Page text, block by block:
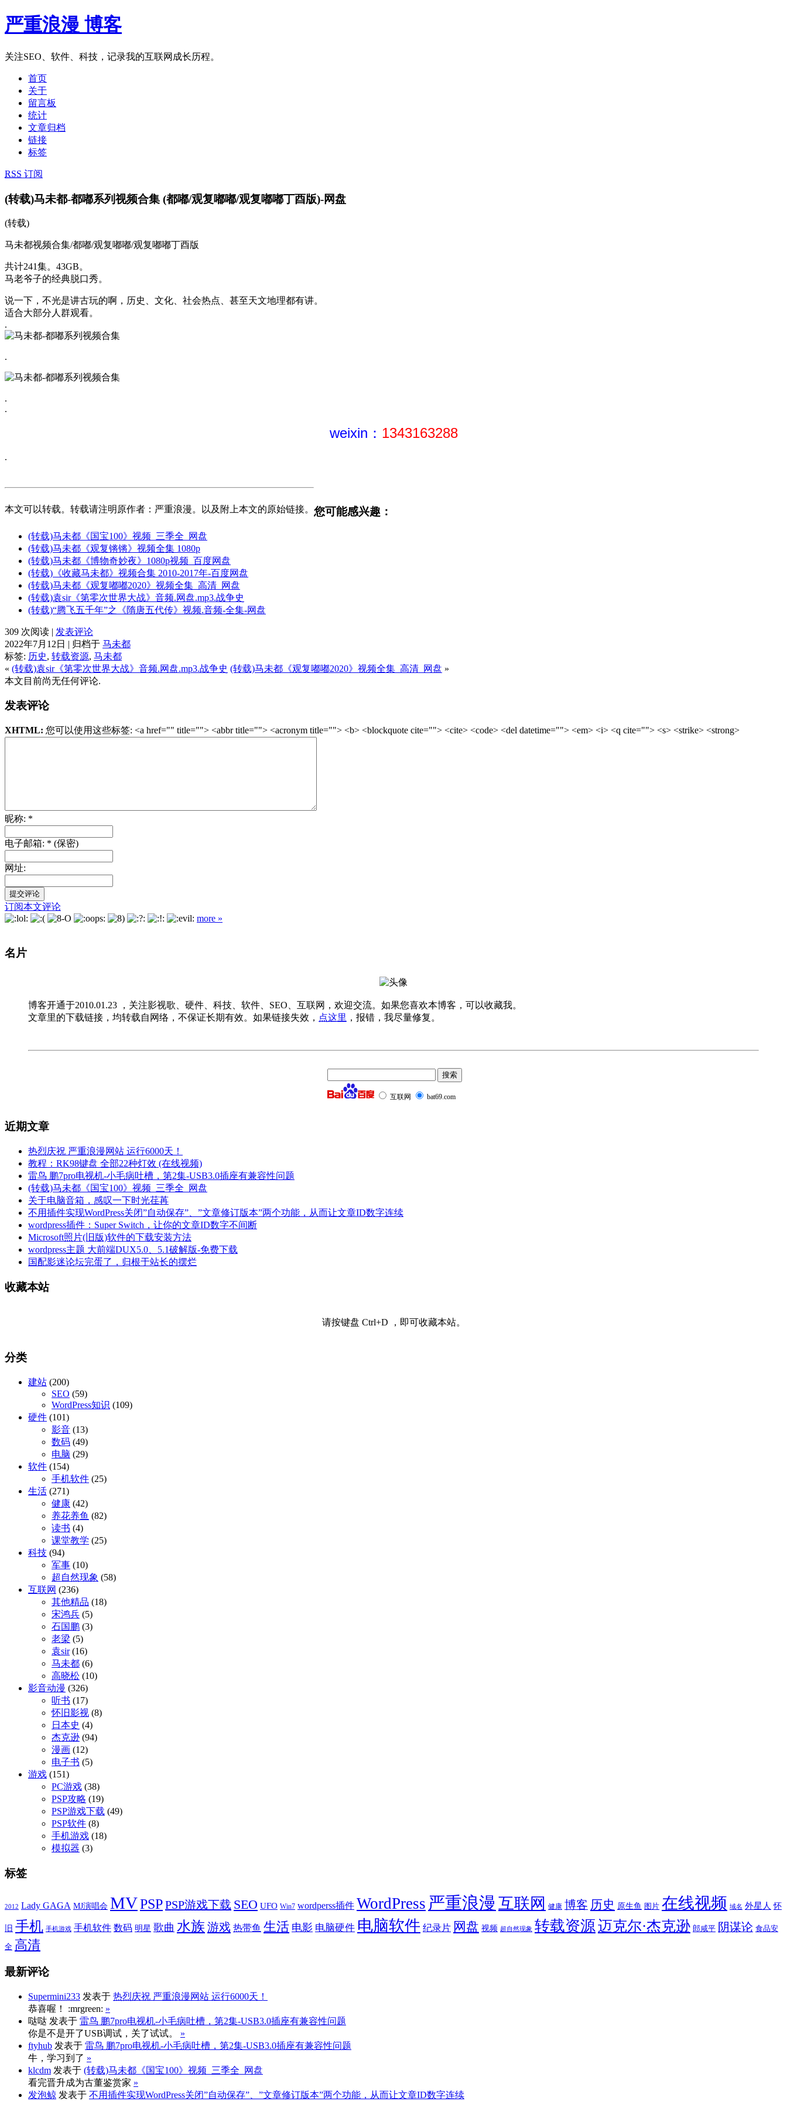
严重浪漫 博客
关注SEO、软件、科技，记录我的互联网成长历程。
首页
关于
留言板
统计
文章归档
链接
标签
RSS 订阅
(转载)马未都-都嘟系列视频合集 (都嘟/观复嘟嘟/观复嘟嘟丁酉版)-网盘
(转载)
马未都视频合集/都嘟/观复嘟嘟/观复嘟嘟丁酉版
共计241集。43GB。
马老爷子的经典脱口秀。
说一下，不光是讲古玩的啊，历史、文化、社会热点、甚至天文地理都有讲。
适合大部分人群观看。
.
.
.
.
weixin： 1343163288
.
本文可以转载。转载请注明原作者：严重浪漫。以及附上本文的原始链接。 您可能感兴趣：
(转载)马未都《国宝100》视频_三季全_网盘
(转载)马未都《观复锵锵》视频全集 1080p
(转载)马未都《博物奇妙夜》1080p视频_百度网盘
(转载)《收藏马未都》视频合集 2010-2017年-百度网盘
(转载)马未都《观复嘟嘟2020》视频全集_高清_网盘
(转载)袁sir《第零次世界大战》音频.网盘.mp3.战争史
(转载)“腾飞五千年”之《隋唐五代传》视频.音频-全集-网盘
309 次阅读 | 发表评论
2022年7月12日 | 归档于 马未都
标签: 历史, 转载资源, 马未都
« (转载)袁sir《第零次世界大战》音频.网盘.mp3.战争史 (转载)马未都《观复嘟嘟2020》视频全集_高清_网盘 »
本文目前尚无任何评论.
发表评论
XHTML: 您可以使用这些标签: <a href="" title=""> <abbr title=""> <acronym title=""> <b> <blockquote cite=""> <cite> <code> <del datetime=""> <em> <i> <q cite=""> <s> <strike> <strong>
昵称: *
电子邮箱: * (保密)
网址:
订阅本文评论
more »
名片
博客开通于2010.01.23 ，关注影视歌、硬件、科技、软件、SEO、互联网，欢迎交流。如果您喜欢本博客，可以收藏我。
文章里的下载链接，均转载自网络，不保证长期有效。如果链接失效， 点这里 ，报错，我尽量修复。
互联网 bat69.com
近期文章
热烈庆祝 严重浪漫网站 运行6000天！
教程：RK98键盘 全部22种灯效 (在线视频)
雷鸟 鹏7pro电视机-小毛病吐槽，第2集-USB3.0插座有兼容性问题
(转载)马未都《国宝100》视频_三季全_网盘
关于电脑音箱，感叹一下时光荏苒
不用插件实现WordPress关闭”自动保存”、”文章修订版本”两个功能，从而让文章ID数字连续
wordpress插件：Super Switch，让你的文章ID数字不间断
Microsoft照片(旧版)软件的下载安装方法
wordpress主题 大前端DUX5.0、5.1破解版-免费下载
国配影迷论坛完蛋了，归根于站长的摆烂
收藏本站
请按键盘 Ctrl+D ，即可收藏本站。
分类
建站 (200)
SEO (59)
WordPress知识 (109)
硬件 (101)
影音 (13)
数码 (49)
电脑 (29)
软件 (154)
手机软件 (25)
生活 (271)
健康 (42)
养花养鱼 (82)
读书 (4)
课堂教学 (25)
科技 (94)
军事 (10)
超自然现象 (58)
互联网 (236)
其他精品 (18)
宋鸿兵 (5)
石国鹏 (3)
老梁 (5)
袁sir(16)
马未都 (6)
高晓松 (10)
影音动漫 (326)
听书 (17)
怀旧影视 (8)
日本史 (4)
杰克逊 (94)
漫画 (12)
电子书 (5)
游戏 (151)
PC游戏 (38)
PSP攻略 (19)
PSP游戏下载 (49)
PSP软件 (8)
手机游戏 (18)
模拟器 (3)
标签
2012 Lady GAGA MJ演唱会 MVPSPPSP游戏下载 SEO UFO Win7 wordperss插件 WordPress 严重浪漫 互联网 健康 博客 历史 原生鱼 图片 在线视频 域名 外星人 怀
旧 手机 手机游戏 手机软件 数码 明星 歌曲 水族 游戏 热带鱼 生活 电影 电脑硬件 电脑软件 纪录片 网盘 视频 超自然现象 转载资源迈克尔·杰克逊 郎咸平 阴谋论 食品安
全 高清
最新评论
Supermini233 发表于 热烈庆祝 严重浪漫网站 运行6000天！
恭喜喔！ :mrgreen: »
哒哒 发表于 雷鸟 鹏7pro电视机-小毛病吐槽，第2集-USB3.0插座有兼容性问题
你是不是开了USB调试，关了试试。 »
ftyhub 发表于 雷鸟 鹏7pro电视机-小毛病吐槽，第2集-USB3.0插座有兼容性问题
牛，学习到了 »
klcdm 发表于 (转载)马未都《国宝100》视频_三季全_网盘
看完晋升成为古董鉴赏家 »
发泡鲸 发表于 不用插件实现WordPress关闭”自动保存”、”文章修订版本”两个功能，从而让文章ID数字连续